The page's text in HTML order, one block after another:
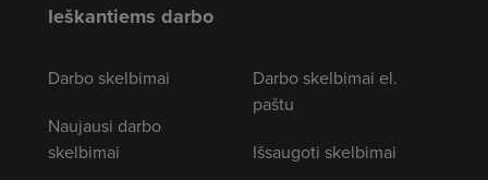
Ieškantiems darbo
Darbo skelbimai
Naujausi darbo
skelbimai
Darbo skelbimai el.
paštu
Išsaugoti skelbimai